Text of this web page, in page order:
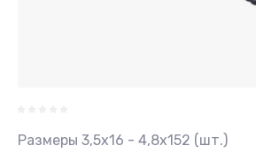
Размеры 3,5х16 - 4,8х152 (шт.)